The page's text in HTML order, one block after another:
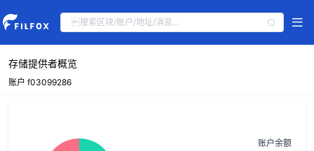
存储提供者概览
账户 f03099286
账户余额